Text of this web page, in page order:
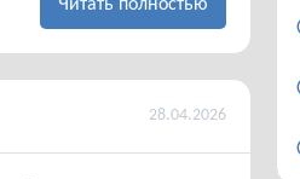
Читать полностью
28.04.2026